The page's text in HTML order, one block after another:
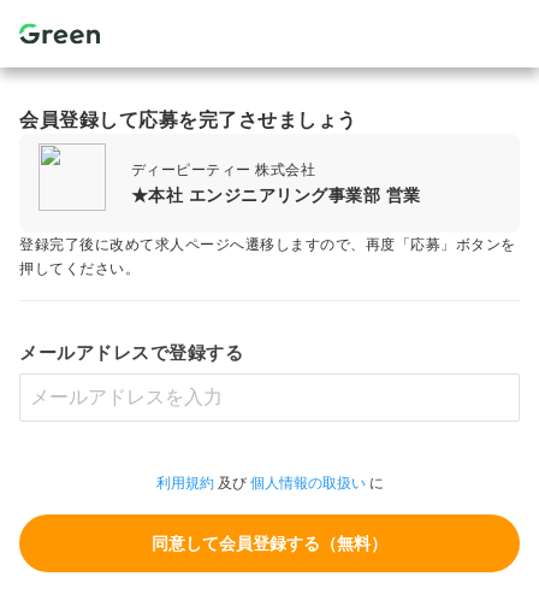
会員登録して応募を完了させましょう
ディーピーティー 株式会社
★本社 エンジニアリング事業部 営業
登録完了後に改めて求人ページへ遷移しますので、再度「応募」ボタンを
押してください。
メールアドレスで登録する
利用規約及び 個人情報の取扱いに